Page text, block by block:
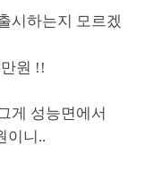
시하는지 모르겠
원 !!
게 성능면에서
이니..